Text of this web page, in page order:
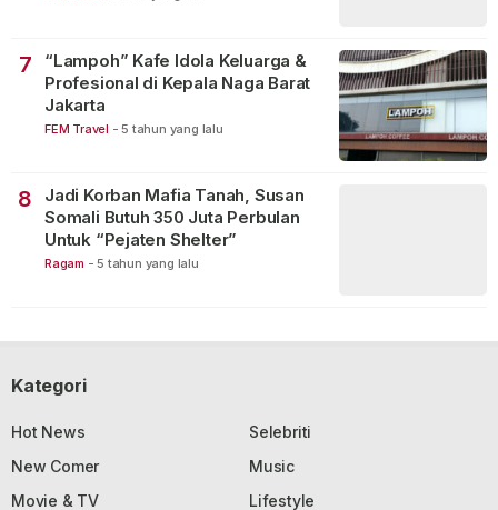
7
“Lampoh” Kafe Idola Keluarga &
Profesional di Kepala Naga Barat
Jakarta
FEM Travel - 5 tahun yang lalu
8
Jadi Korban Mafia Tanah, Susan
Somali Butuh 350 Juta Perbulan
Untuk “Pejaten Shelter”
Ragam - 5 tahun yang lalu
Kategori
Hot News
Selebriti
New Comer
Music
Movie & TV
Lifestyle